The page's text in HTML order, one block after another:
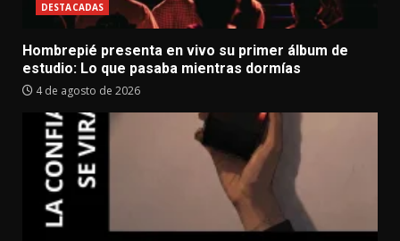
DESTACADAS
Hombrepié presenta en vivo su primer álbum de
estudio: Lo que pasaba mientras dormías
4 de agosto de 2026